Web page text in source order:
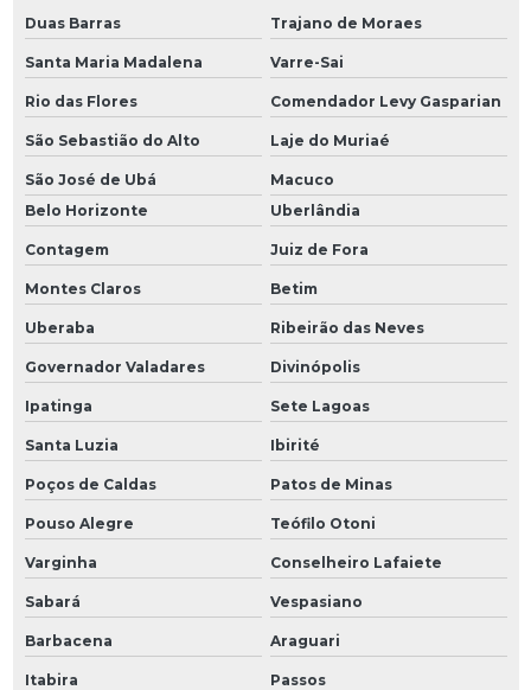
Duas Barras Trajano de Moraes
Santa Maria Madalena Varre-Sai
Rio das Flores Comendador Levy Gasparian
São Sebastião do Alto Laje do Muriaé
São José de Ubá
Macuco
Belo Horizonte
Uberlândia
Contagem Juiz de Fora
Montes Claros Betim
Uberaba Ribeirão das Neves
Governador Valadares Divinópolis
Ipatinga Sete Lagoas
Santa Luzia Ibirité
Poços de Caldas Patos de Minas
Pouso Alegre Teófilo Otoni
Varginha Conselheiro Lafaiete
Sabará Vespasiano
Barbacena Araguari
Itabira Passos